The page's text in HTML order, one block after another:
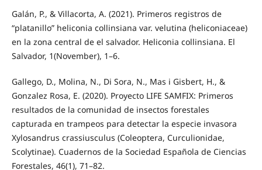
Galán, P., & Villacorta, A. (2021). Primeros registros de
“platanillo” heliconia collinsiana var. velutina (heliconiaceae)
en la zona central de el salvador. Heliconia collinsiana. El
Salvador, 1(November), 1–6.
Gallego, D., Molina, N., Di Sora, N., Mas i Gisbert, H., &
Gonzalez Rosa, E. (2020). Proyecto LIFE SAMFIX: Primeros
resultados de la comunidad de insectos forestales
capturada en trampeos para detectar la especie invasora
Xylosandrus crassiusculus (Coleoptera, Curculionidae,
Scolytinae). Cuadernos de la Sociedad Española de Ciencias
Forestales, 46(1), 71–82.